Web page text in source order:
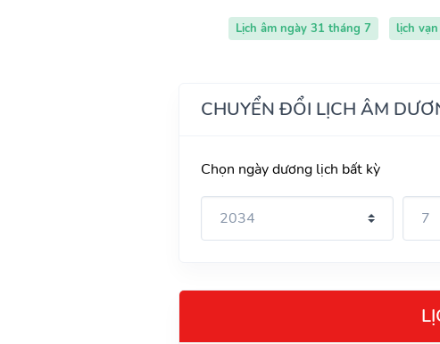
Lịch âm ngày 31 tháng 7 lịch
CHUYỂN ĐỔI LỊCH ÂM
Chọn ngày dương lịch bất kỳ